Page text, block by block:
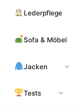
Inhalt
Lederpflege
Sofa & Möbel
Jacken
Tests